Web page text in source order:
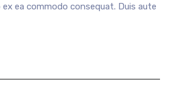
ea commodo consequat. Duis aute